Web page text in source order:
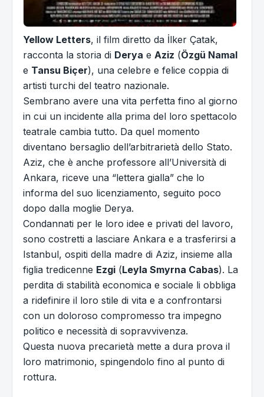
Yellow Letters, il film diretto da İlker Çatak,
racconta la storia di Derya e Aziz (Özgü Namal
e Tansu Biçer), una celebre e felice coppia di
artisti turchi del teatro nazionale.
Sembrano avere una vita perfetta fino al giorno
in cui un incidente alla prima del loro spettacolo
teatrale cambia tutto. Da quel momento
diventano bersaglio dell’arbitrarietà dello Stato.
Aziz, che è anche professore all’Università di
Ankara, riceve una “lettera gialla” che lo
informa del suo licenziamento, seguito poco
dopo dalla moglie Derya.
Condannati per le loro idee e privati del lavoro,
sono costretti a lasciare Ankara e a trasferirsi a
Istanbul, ospiti della madre di Aziz, insieme alla
figlia tredicenne Ezgi (Leyla Smyrna Cabas). La
perdita di stabilità economica e sociale li obbliga
a ridefinire il loro stile di vita e a confrontarsi
con un doloroso compromesso tra impegno
politico e necessità di sopravvivenza.
Questa nuova precarietà mette a dura prova il
loro matrimonio, spingendolo fino al punto di
rottura.